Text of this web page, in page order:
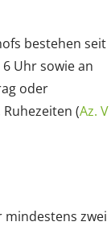
bestehen seit
Uhr sowie an
oder
(Az. V
zwei